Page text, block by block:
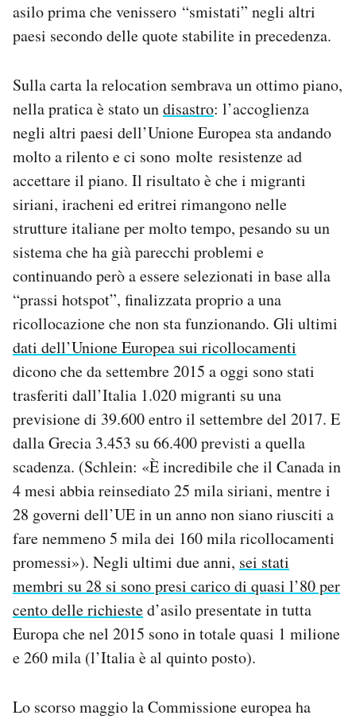
asilo prima che venissero “smistati” negli altri
paesi secondo delle quote stabilite in precedenza.
Sulla carta la relocation sembrava un ottimo piano,
nella pratica è stato undisastro: l’accoglienza
negli altri paesi dell’Unione Europea sta andando
molto a rilento e ci sono molte resistenze ad
accettare il piano. Il risultato è che i migranti
siriani, iracheni ed eritrei rimangono nelle
strutture italiane per molto tempo, pesando su un
sistema che ha già parecchi problemi e
continuando però a essere selezionati in base alla
“prassi hotspot”, finalizzata proprio a una
ricollocazione che non sta funzionando. Gli ultimi
dati dell’Unione Europea sui ricollocamenti
dicono che da settembre 2015 a oggi sono stati
trasferiti dall’Italia 1.020 migranti su una
previsione di 39.600 entro il settembre del 2017. E
dalla Grecia 3.453 su 66.400 previsti a quella
scadenza. (Schlein: «È incredibile che il Canada in
4 mesi abbia reinsediato 25 mila siriani, mentre i
28 governi dell’UE in un anno non siano riusciti a
fare nemmeno 5 mila dei 160 mila ricollocamenti
promessi»). Negli ultimi due anni, sei stati
membri su 28 si sono presi carico di quasi l’80 per
cento delle richiested’asilo presentate in tutta
Europa che nel 2015 sono in totale quasi 1 milione
e 260 mila (l’Italia è al quinto posto).
Lo scorso maggio la Commissione europea ha